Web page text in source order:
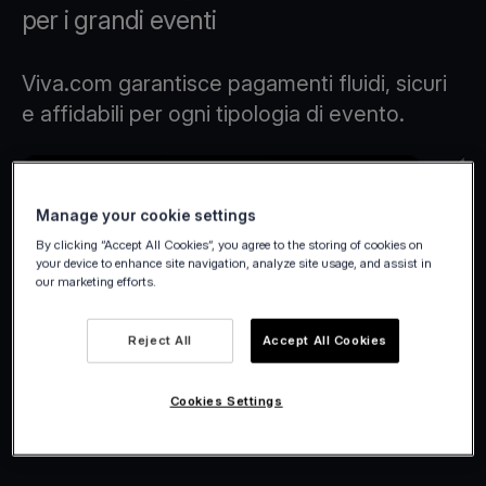
per i grandi eventi
Viva.com garantisce pagamenti fluidi, sicuri
e affidabili per ogni tipologia di evento.
Viva.com | Winter Wonderland
Manage your cookie settings
By clicking “Accept All Cookies”, you agree to the storing of cookies on
your device to enhance site navigation, analyze site usage, and assist in
our marketing efforts.
Reject All Accept All Cookies
Cookies Settings